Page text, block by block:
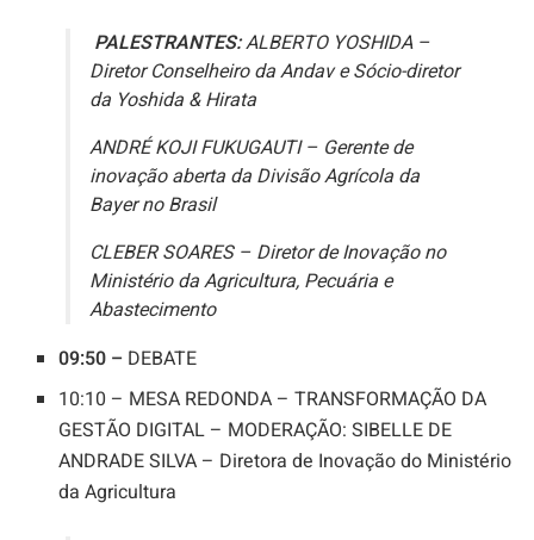
PALESTRANTES:ALBERTO YOSHIDA –
Diretor Conselheiro da Andav e Sócio-diretor
da Yoshida & Hirata
ANDRÉ KOJI FUKUGAUTI – Gerente de
inovação aberta da Divisão Agrícola da
Bayer no Brasil
CLEBER SOARES – Diretor de Inovação no
Ministério da Agricultura, Pecuária e
Abastecimento
09:50 – DEBATE
10:10 – MESA REDONDA – TRANSFORMAÇÃO DA
GESTÃO DIGITAL – MODERAÇÃO: SIBELLE DE
ANDRADE SILVA – Diretora de Inovação do Ministério
da Agricultura